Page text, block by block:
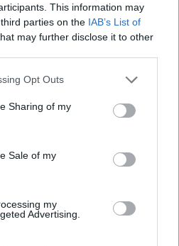
This information may
parties on the IAB’s List of
may further disclose it to other
app uses one or more Google
behaviour. You may click to
and its third-party tags to
purposes in below Google
Opt Outs
Sharing of my
Sale of my
my
Advertising.
a friss hírekről a
Követem
#CÁPÁK KÖZÖTT 8. ÉVAD